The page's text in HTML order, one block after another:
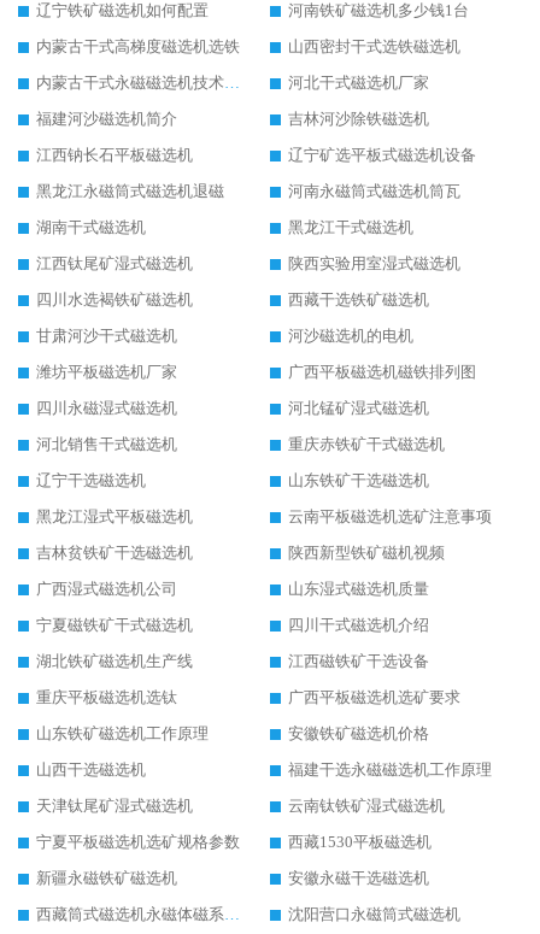
辽宁铁矿磁选机如何配置
河南铁矿磁选机多少钱1台
内蒙古干式高梯度磁选机选铁
山西密封干式选铁磁选机
内蒙古干式永磁磁选机技术要求
河北干式磁选机厂家
福建河沙磁选机简介
吉林河沙除铁磁选机
江西钠长石平板磁选机
辽宁矿选平板式磁选机设备
黑龙江永磁筒式磁选机退磁
河南永磁筒式磁选机筒瓦
湖南干式磁选机
黑龙江干式磁选机
江西钛尾矿湿式磁选机
陕西实验用室湿式磁选机
四川水选褐铁矿磁选机
西藏干选铁矿磁选机
甘肃河沙干式磁选机
河沙磁选机的电机
潍坊平板磁选机厂家
广西平板磁选机磁铁排列图
四川永磁湿式磁选机
河北锰矿湿式磁选机
河北销售干式磁选机
重庆赤铁矿干式磁选机
辽宁干选磁选机
山东铁矿干选磁选机
黑龙江湿式平板磁选机
云南平板磁选机选矿注意事项
吉林贫铁矿干选磁选机
陕西新型铁矿磁机视频
广西湿式磁选机公司
山东湿式磁选机质量
宁夏磁铁矿干式磁选机
四川干式磁选机介绍
湖北铁矿磁选机生产线
江西磁铁矿干选设备
重庆平板磁选机选钛
广西平板磁选机选矿要求
山东铁矿磁选机工作原理
安徽铁矿磁选机价格
山西干选磁选机
福建干选永磁磁选机工作原理
天津钛尾矿湿式磁选机
云南钛铁矿湿式磁选机
宁夏平板磁选机选矿规格参数
西藏1530平板磁选机
新疆永磁铁矿磁选机
安徽永磁干选磁选机
西藏筒式磁选机永磁体磁系设计
沈阳营口永磁筒式磁选机